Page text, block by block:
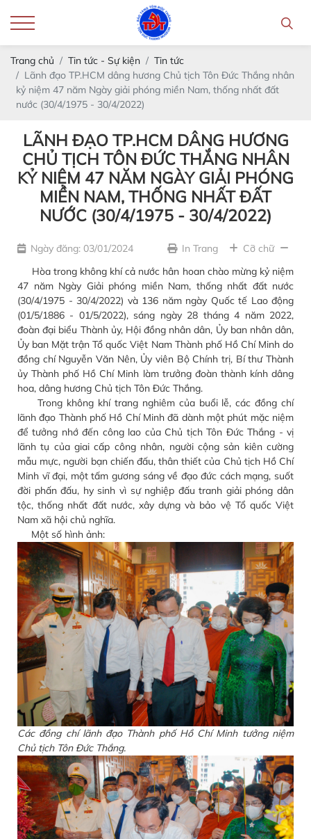
Trang chủ Tin tức - Sự kiện
Tin tức
Lãnh đạo TP.HCM dâng hương Chủ tịch Tôn Đức Thắng nhân
kỷ niệm 47 năm Ngày giải phóng miền Nam, thống nhất đất
nước (30/4/1975 - 30/4/2022)
LÃNH ĐẠO TP.HCM DÂNG HƯƠNG
CHỦ TỊCH TÔN ĐỨC THẮNG NHÂN
KỶ NIỆM 47 NĂM NGÀY GIẢI PHÓNG
MIỀN NAM, THỐNG NHẤT ĐẤT
NƯỚC (30/4/1975 - 30/4/2022)
Ngày đăng: 03/01/2024 In Trang
Cỡ chữ
Hòa trong không khí cả nước hân hoan chào mừng kỷ niệm
47 năm Ngày Giải phóng miền Nam, thống nhất đất nước
(30/4/1975 - 30/4/2022) và 136 năm ngày Quốc tế Lao động
(01/5/1886 - 01/5/2022), sáng ngày 28 tháng 4 năm 2022,
đoàn đại biểu Thành ủy, Hội đồng nhân dân, Ủy ban nhân dân,
Ủy ban Mặt trận Tổ quốc Việt Nam Thành phố Hồ Chí Minh do
đồng chí Nguyễn Văn Nên, Ủy viên Bộ Chính trị, Bí thư Thành
ủy Thành phố Hồ Chí Minh làm trưởng đoàn thành kính dâng
hoa, dâng hương Chủ tịch Tôn Đức Thắng.
Trong không khí trang nghiêm của buổi lễ, các đồng chí
lãnh đạo Thành phố Hồ Chí Minh đã dành một phút mặc niệm
để tưởng nhớ đến công lao của Chủ tịch Tôn Đức Thắng - vị
lãnh tụ của giai cấp công nhân, người cộng sản kiên cường
mẫu mực, người bạn chiến đấu, thân thiết của Chủ tịch Hồ Chí
Minh vĩ đại, một tấm gương sáng về đạo đức cách mạng, suốt
đời phấn đấu, hy sinh vì sự nghiệp đấu tranh giải phóng dân
tộc, thống nhất đất nước, xây dựng và bảo vệ Tổ quốc Việt
Nam xã hội chủ nghĩa.
Một số hình ảnh:
Các đồng chí lãnh đạo Thành phố Hồ Chí Minh tưởng niệm
Chủ tịch Tôn Đức Thắng.